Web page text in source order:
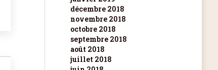
décembre 2018
novembre 2018
octobre 2018
septembre 2018
août 2018
juillet 2018